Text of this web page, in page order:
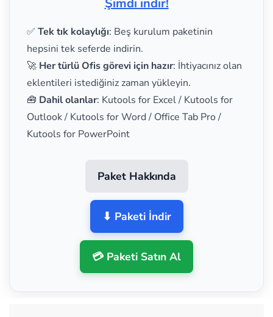
Şimdi indir!
✅ Tek tık kolaylığı: Beş kurulum paketinin
hepsini tek seferde indirin.
🚀 Her türlü Ofis görevi için hazır: İhtiyacınız olan
eklentileri istediğiniz zaman yükleyin.
🧰 Dahil olanlar: Kutools for Excel / Kutools for
Outlook / Kutools for Word / Office Tab Pro /
Kutools for PowerPoint
Paket Hakkında
⬇ Paketi İndir
💳 Paketi Satın Al